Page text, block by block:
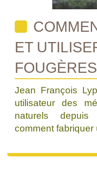
ET
Jean François
utilisateur des
naturels
comment fabriquer